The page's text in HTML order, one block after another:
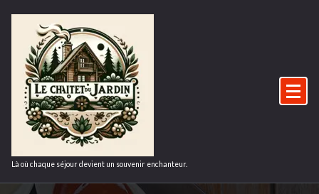
contenu
Là où chaque séjour devient un souvenir enchanteur.